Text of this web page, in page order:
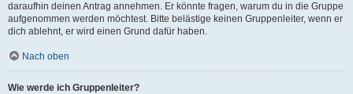
daraufhin deinen Antrag annehmen. Er könnte fragen, warum du in die Gruppe
aufgenommen werden möchtest. Bitte belästige keinen Gruppenleiter, wenn er
dich ablehnt, er wird einen Grund dafür haben.
Nach oben
Wie werde ich Gruppenleiter?